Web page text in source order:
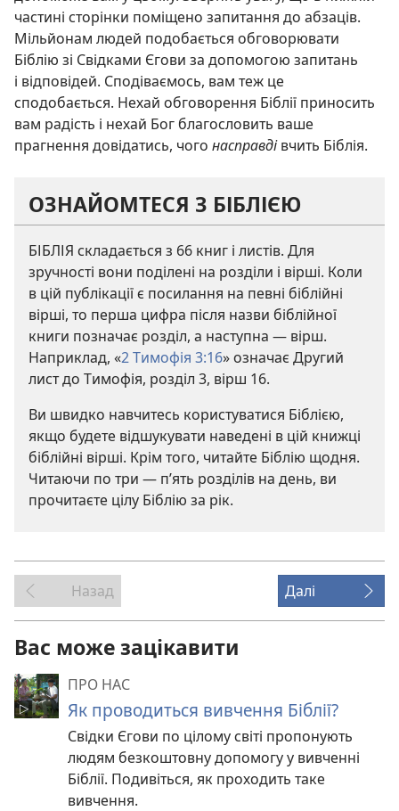
частині сторінки поміщено запитання до абзаців.
Мільйонам людей подобається обговорювати
Біблію зі Свідками Єгови за допомогою запитань
і відповідей. Сподіваємось, вам теж це
сподобається. Нехай обговорення Біблії приносить
вам радість і нехай Бог благословить ваше
прагнення довідатись, чого насправдівчить Біблія.
ОЗНАЙОМТЕСЯ З БІБЛІЄЮ
БІБЛІЯ складається з 66 книг і листів. Для
зручності вони поділені на розділи і вірші. Коли
в цій публікації є посилання на певні біблійні
вірші, то перша цифра після назви біблійної
книги позначає розділ, а наступна — вірш.
Наприклад, «2 Тимофія 3:16» означає Другий
лист до Тимофія, розділ 3, вірш 16.
Ви швидко навчитесь користуватися Біблією,
якщо будете відшукувати наведені в цій книжці
біблійні вірші. Крім того, читайте Біблію щодня.
Читаючи по три — п’ять розділів на день, ви
прочитаєте цілу Біблію за рік.
Назад Далі
Вас може зацікавити
ПРО НАС
Як проводиться вивчення Біблії?
Свідки Єгови по цілому світі пропонують
людям безкоштовну допомогу у вивченні
Біблії. Подивіться, як проходить таке
вивчення.